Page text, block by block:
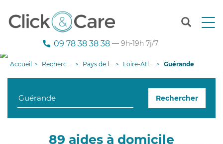
T
n
g
09 78 38 38 38 — 9h-19h 7j/7
Accueil Recherche aide à domicile Pays de la Loire Loire-Atlantique Guérande
Rechercher
89 aides à domicile